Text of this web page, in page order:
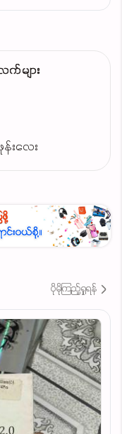
များ
းလေး
ပိုမိုကြည့်ရှုရန်